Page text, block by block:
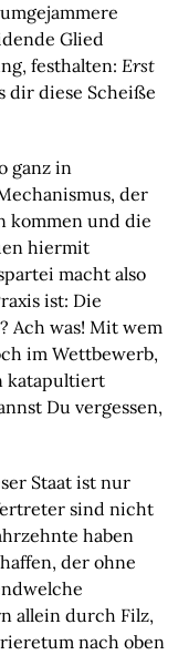
Glied
festhalten: Erst
dir diese Scheiße
ganz in
der
kommen und die
hiermit
macht also
ist: Die
Ach was! Mit wem
im Wettbewerb,
katapultiert
Du vergessen,
Staat ist nur
sind nicht
haben
der ohne
allein durch Filz,
nach oben